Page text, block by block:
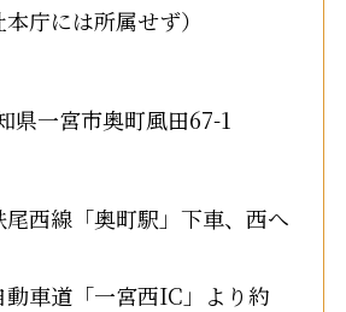
庁には所属せず）
県一宮市奥町風田67-1
西線「奥町駅」下車、西へ
車道「一宮西IC」より約